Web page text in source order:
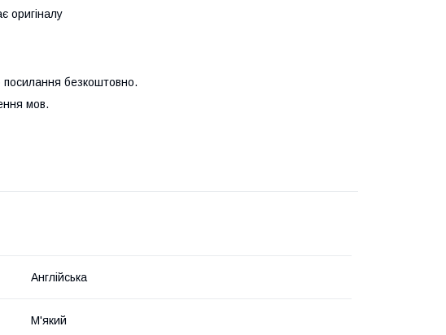
оригіналу
посилання безкоштовно.
мов.
Англійська
М'який